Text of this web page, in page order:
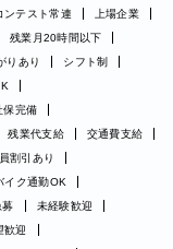
ンテスト常連
上場企業
残業月20時間以下
りあり
シフト制
保完備
残業代支給
交通費支給
割引あり
イク通勤OK
募
未経験歓迎
歓迎